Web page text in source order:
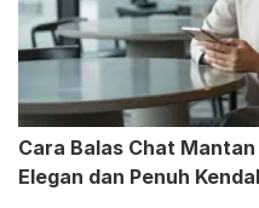
Cara Balas Chat
Elegan dan Penuh